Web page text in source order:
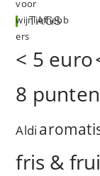
TAGS
< 5 euro
8 punten
Aldi
fris &